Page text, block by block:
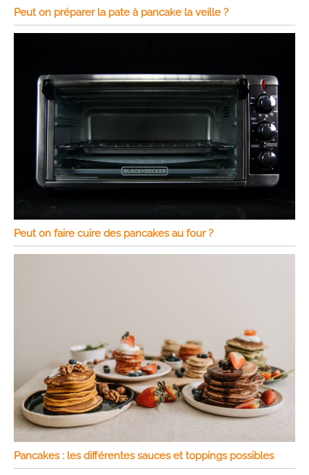
Peut on préparer la pate à pancake la veille ?
Peut on faire cuire des pancakes au four ?
Pancakes : les différentes sauces et toppings possibles